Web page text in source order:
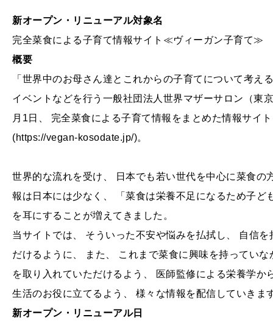
新オープン・リニューアル対象名
完全菜食による子育て情報サイト≪ヴィーガン子育て≫
概要
「世界中のお母さん達とこれからの子育てについて考
イベントなどを行う一般社団法人世界マザーサロン（東
月1日、 完全菜食による子育て情報をまとめた情報サ
(https://vegan-kosodate.jp/)。
世界的な流れを受け、 日本でも若い世代を中心に菜食
報は日本には少なく、 「菜食は栄養不足になるため子
を耳にすることが増えてきました。
当サイトでは、 そういった不安や悩みを払拭し、 自信
だけるように、 また、 これまで菜食に興味を持ってい
を取り入れていただけるよう、 医師監修による栄養学
生活のお役に立てるよう、 様々な情報を配信していきま
新オープン・リニューアル日